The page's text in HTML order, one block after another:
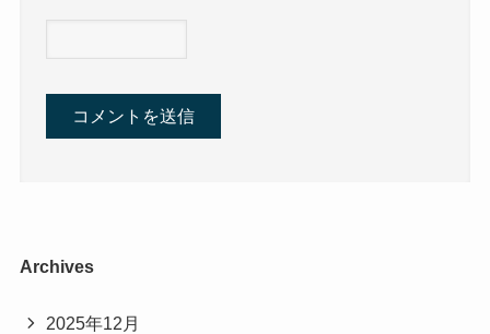
Archives
2025年12月